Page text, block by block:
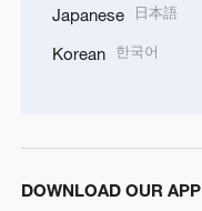
Japanese 日本語
Korean 한국어
DOWNLOAD OUR APP